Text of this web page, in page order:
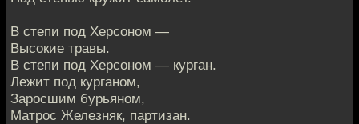
В степи под Херсоном —
Высокие травы.
В степи под Херсоном — курган.
Лежит под курганом,
Заросшим бурьяном,
Матрос Железняк, партизан.